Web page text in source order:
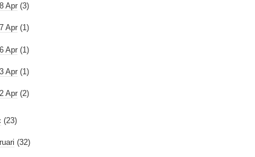
Apr (3)
Apr (1)
Apr (1)
Apr (1)
Apr (2)
(23)
(32)